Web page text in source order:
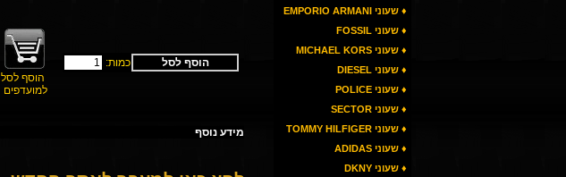
♦ שעוני EMPORIO ARMANI
♦ שעוני FOSSIL
♦ שעוני MICHAEL KORS
♦ שעוני DIESEL
♦ שעוני POLICE
♦ שעוני SECTOR
♦ שעוני TOMMY HILFIGER
♦ שעוני ADIDAS
♦ שעוני DKNY
הוסף לסל
כמות:
הוסף לסל
למועדפים
מידע נוסף